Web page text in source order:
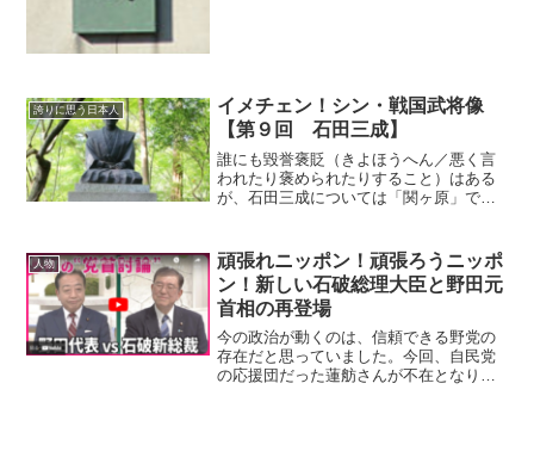
誇りに思う日本人
イメチェン！シン・戦国武将像
【第９回 石田三成】
誰にも毀誉褒貶（きよほうへん／悪く言
われたり褒められたりすること）はある
が、石田三成については「関ヶ原」で敗
て「毀」と「貶」だけであった。 だ
が、近年のＮＨＫ・大河ドラ...
人物
頑張れニッポン！頑張ろうニッポ
ン！新しい石破総理大臣と野田元
首相の再登場
今の政治が動くのは、信頼できる野党の
存在だと思っていました。今回、自民党
の応援団だった蓮舫さんが不在となり、